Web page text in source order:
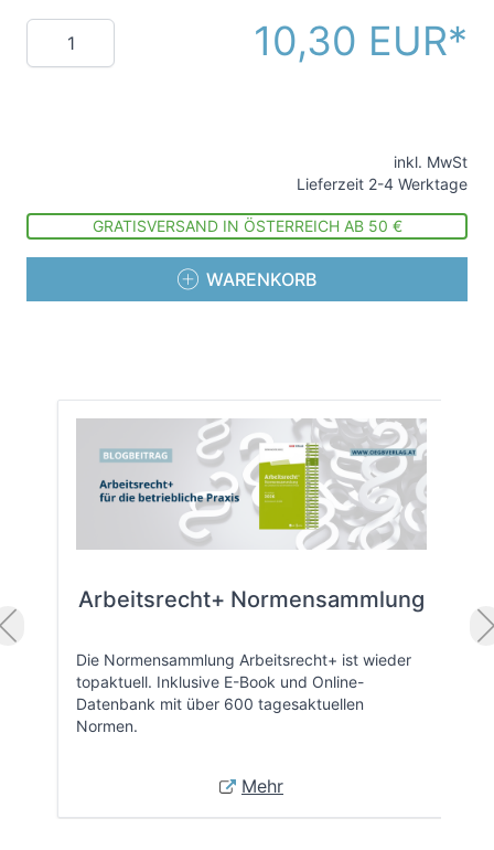
Menge 10,30 EUR
inkl. MwSt
Lieferzeit 2-4 Werktage
GRATISVERSAND IN ÖSTERREICH AB 50 €
WARENKORB
Arbeitsrecht+ Normensammlung
Die Normensammlung Arbeitsrecht+ ist wieder
topaktuell. Inklusive E-Book und Online-
Datenbank mit über 600 tagesaktuellen
Normen.
Mehr